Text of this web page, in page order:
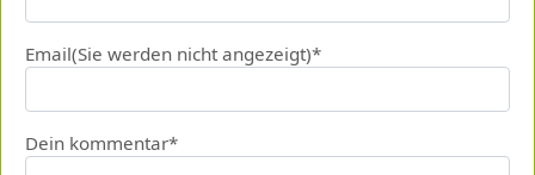
Email(Sie werden nicht angezeigt)*
Dein kommentar*